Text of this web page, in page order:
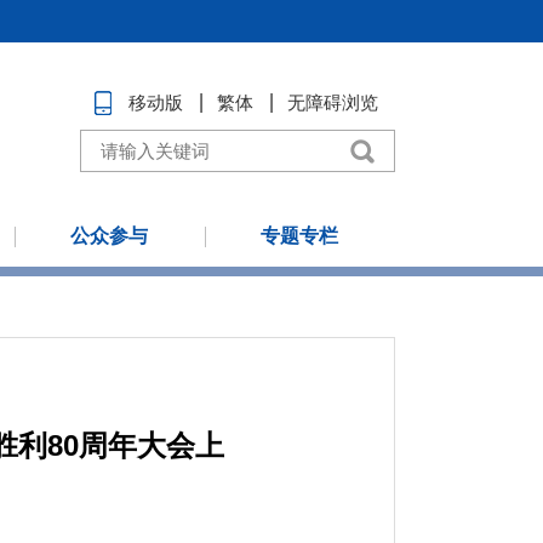
移动版 繁体 无障碍浏览
公众参与 专题专栏
利80周年大会上